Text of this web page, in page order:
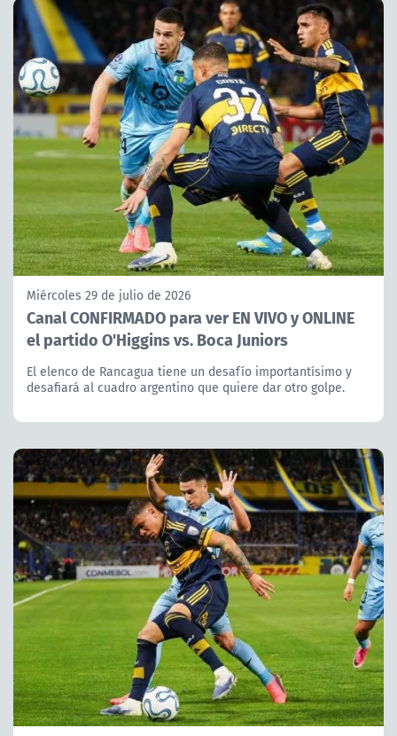
Miércoles 29 de julio de 2026
Canal CONFIRMADO para ver EN VIVO y ONLINE
el partido O'Higgins vs. Boca Juniors
El elenco de Rancagua tiene un desafío importantísimo y
desafiará al cuadro argentino que quiere dar otro golpe.